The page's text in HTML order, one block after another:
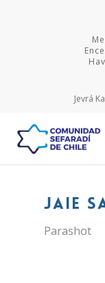
Jevrá
Hit enter
Jaie
Parashot